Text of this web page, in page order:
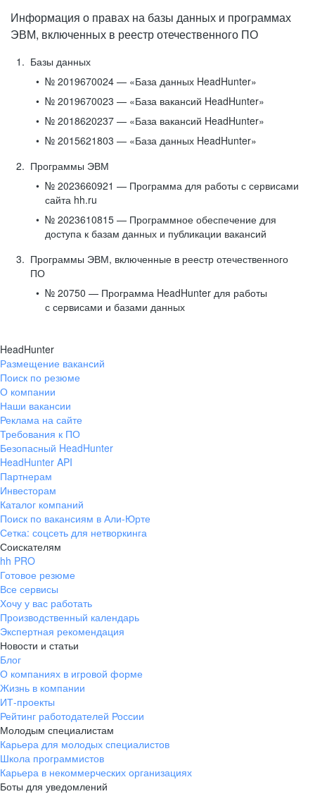
Информация о правах на базы данных и программах
ЭВМ, включенных в реестр отечественного ПО
Базы данных
№ 2019670024 — «База данных HeadHunter»
№ 2019670023 — «База вакансий HeadHunter»
№ 2018620237 — «База вакансий HeadHunter»
№ 2015621803 — «База данных HeadHunter»
Программы ЭВМ
№ 2023660921 — Программа для работы с сервисами
сайта hh.ru
№ 2023610815 — Программное обеспечение для
доступа к базам данных и публикации вакансий
Программы ЭВМ, включенные в реестр отечественного
ПО
№ 20750 — Программа HeadHunter для работы
с сервисами и базами данных
HeadHunter
Размещение вакансий
Поиск по резюме
О компании
Наши вакансии
Реклама на сайте
Требования к ПО
Безопасный HeadHunter
HeadHunter API
Партнерам
Инвесторам
Каталог компаний
Поиск по вакансиям в Али-Юрте
Сетка: соцсеть для нетворкинга
Соискателям
hh PRO
Готовое резюме
Все сервисы
Хочу у вас работать
Производственный календарь
Экспертная рекомендация
Новости и статьи
Блог
О компаниях в игровой форме
Жизнь в компании
ИТ-проекты
Рейтинг работодателей России
Молодым специалистам
Карьера для молодых специалистов
Школа программистов
Карьера в некоммерческих организациях
Боты для уведомлений